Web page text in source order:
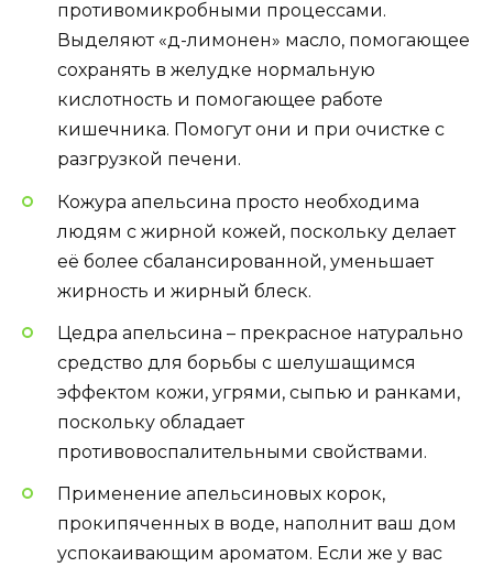
противомикробными процессами.
Выделяют «д-лимонен» масло, помогающее
сохранять в желудке нормальную
кислотность и помогающее работе
кишечника. Помогут они и при очистке с
разгрузкой печени.
Кожура апельсина просто необходима
людям с жирной кожей, поскольку делает
её более сбалансированной, уменьшает
жирность и жирный блеск.
Цедра апельсина – прекрасное натурально
средство для борьбы с шелушащимся
эффектом кожи, угрями, сыпью и ранками,
поскольку обладает
противовоспалительными свойствами.
Применение апельсиновых корок,
прокипяченных в воде, наполнит ваш дом
успокаивающим ароматом. Если же у вас